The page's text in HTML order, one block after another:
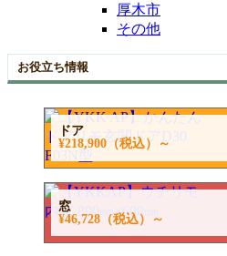
厚木市
その他
お役立ち情報
ドア
¥218,900（税込）～
窓
¥46,728（税込）～